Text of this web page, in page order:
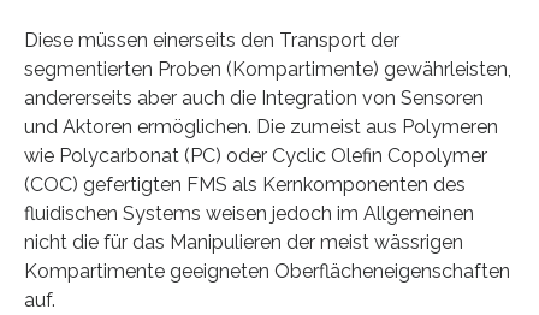
Diese müssen einerseits den Transport der
segmentierten Proben (Kompartimente) gewährleisten,
andererseits aber auch die Integration von Sensoren
und Aktoren ermöglichen. Die zumeist aus Polymeren
wie Polycarbonat (PC) oder Cyclic Olefin Copolymer
(COC) gefertigten FMS als Kernkomponenten des
fluidischen Systems weisen jedoch im Allgemeinen
nicht die für das Manipulieren der meist wässrigen
Kompartimente geeigneten Oberflächeneigenschaften
auf.